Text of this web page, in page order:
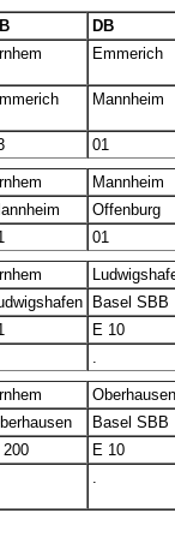
DB
Emmerich
Mannheim
01
Mannheim
Offenburg
01
Basel SBB
E 10
.
Oberhausen
Basel SBB
E 10
.